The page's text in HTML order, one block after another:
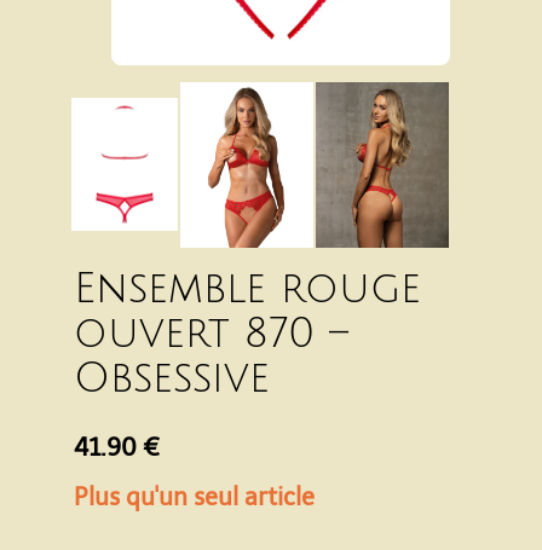
Ensemble rouge
ouvert 870 –
Obsessive
41.90 €
Plus qu'un seul article